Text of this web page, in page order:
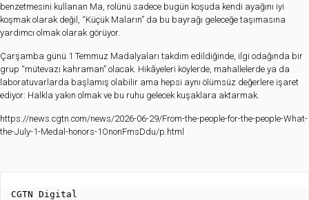
benzetmesini kullanan Ma, rolünü sadece bugün koşuda kendi ayağını iyi
koşmak olarak değil, “Küçük Maların” da bu bayrağı geleceğe taşımasına
yardımcı olmak olarak görüyor.
Çarşamba günü 1 Temmuz Madalyaları takdim edildiğinde, ilgi odağında bir
grup “mütevazı kahraman” olacak. Hikâyeleri köylerde, mahallelerde ya da
laboratuvarlarda başlamış olabilir ama hepsi aynı ölümsüz değerlere işaret
ediyor: Halkla yakın olmak ve bu ruhu gelecek kuşaklara aktarmak.
https://news.cgtn.com/news/2026-06-29/From-the-people-for-the-people-What-
the-July-1-Medal-honors-1OnonFmsDdu/p.html
CGTN Digital